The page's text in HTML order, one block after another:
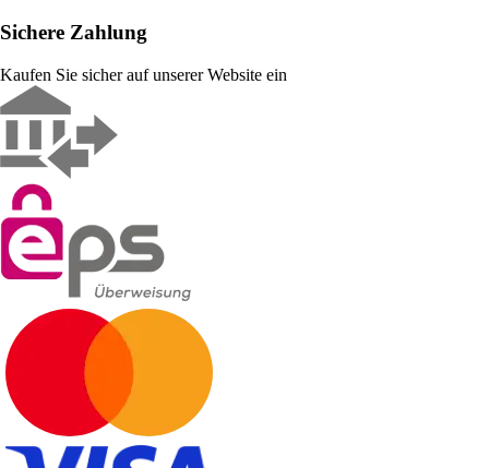
Sichere Zahlung
Kaufen Sie sicher auf unserer Website ein